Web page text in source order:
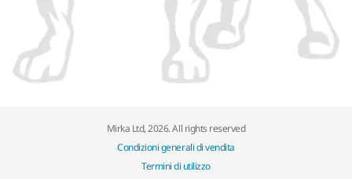
Mirka Ltd, 2026. All rights reserved
Condizioni generali di vendita
Termini di utilizzo